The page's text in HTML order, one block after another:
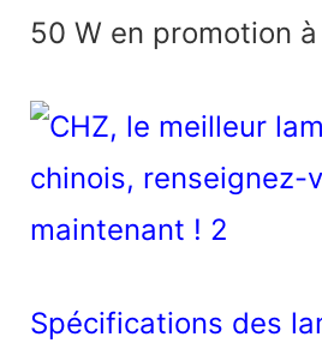
50 W en promotion
Spécifications des